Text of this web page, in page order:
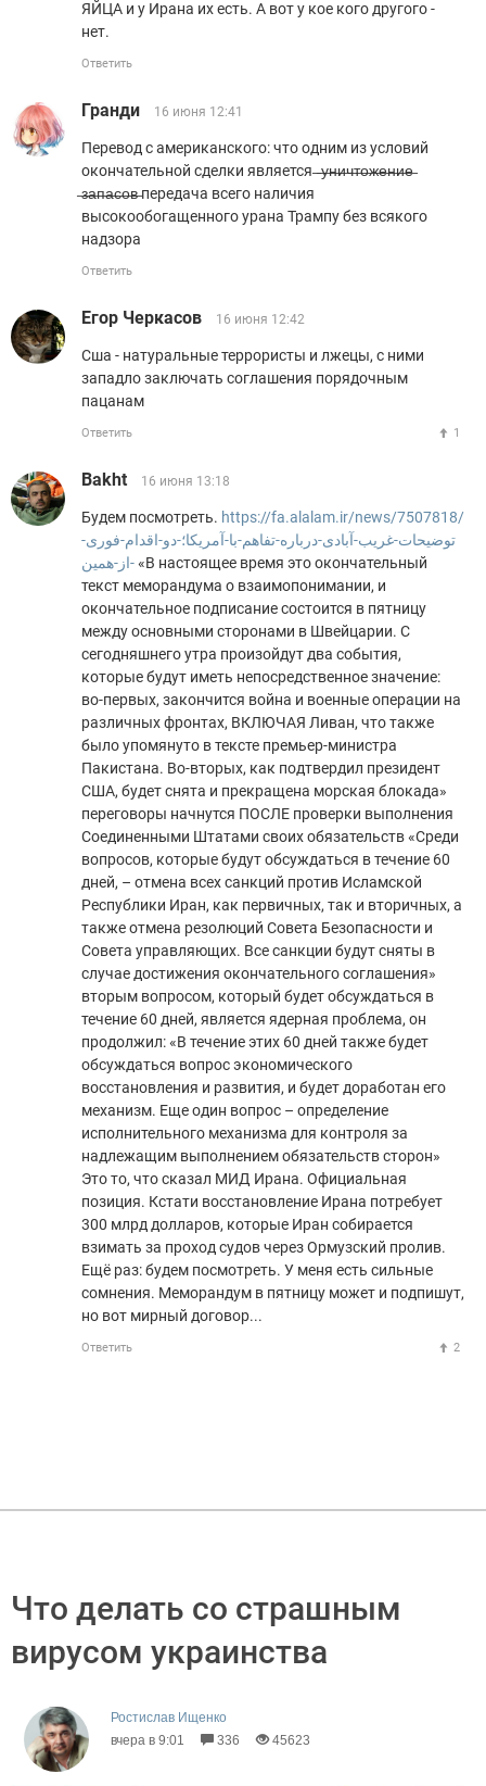
ЯЙЦА и у Ирана их есть. А вот у кое кого другого -
нет.
Ответить
Гранди 16 июня 12:41
Перевод с американского: что одним из условий
окончательной сделки является ̶ ̶у̶н̶и̶ч̶т̶о̶ж̶е̶н̶и̶е̶
̶з̶а̶п̶а̶с̶о̶в̶ передача всего наличия
высокообогащенного урана Трампу без всякого
надзора
Ответить
Егор Черкасов 16 июня 12:42
Сша - натуральные террористы и лжецы, с ними
западло заключать соглашения порядочным
пацанам
Ответить 1
Bakht 16 июня 13:18
Будем посмотреть. https://fa.alalam.ir/news/7507818/
توضیحات-غریب-آبادی-درباره-تفاهم-با-آمریکا؛-دو-اقدام-فوری-
از-همین-«В настоящее время это окончательный
текст меморандума о взаимопонимании, и
окончательное подписание состоится в пятницу
между основными сторонами в Швейцарии. С
сегодняшнего утра произойдут два события,
которые будут иметь непосредственное значение:
во-первых, закончится война и военные операции на
различных фронтах, ВКЛЮЧАЯ Ливан, что также
было упомянуто в тексте премьер-министра
Пакистана. Во-вторых, как подтвердил президент
США, будет снята и прекращена морская блокада»
переговоры начнутся ПОСЛЕ проверки выполнения
Соединенными Штатами своих обязательств «Среди
вопросов, которые будут обсуждаться в течение 60
дней, – отмена всех санкций против Исламской
Республики Иран, как первичных, так и вторичных, а
также отмена резолюций Совета Безопасности и
Совета управляющих. Все санкции будут сняты в
случае достижения окончательного соглашения»
вторым вопросом, который будет обсуждаться в
течение 60 дней, является ядерная проблема, он
продолжил: «В течение этих 60 дней также будет
обсуждаться вопрос экономического
восстановления и развития, и будет доработан его
механизм. Еще один вопрос – определение
исполнительного механизма для контроля за
надлежащим выполнением обязательств сторон»
Это то, что сказал МИД Ирана. Официальная
позиция. Кстати восстановление Ирана потребует
300 млрд долларов, которые Иран собирается
взимать за проход судов через Ормузский пролив.
Ещё раз: будем посмотреть. У меня есть сильные
сомнения. Меморандум в пятницу может и подпишут,
но вот мирный договор...
Ответить 2
Что делать со страшным
вирусом украинства
Ростислав Ищенко
вчера в 9:01
336 45623